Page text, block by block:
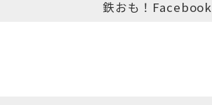
鉄おも！Facebook